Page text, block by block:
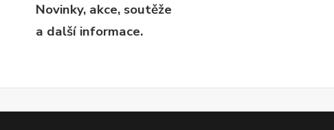
Novinky, akce, soutěže
a další informace.